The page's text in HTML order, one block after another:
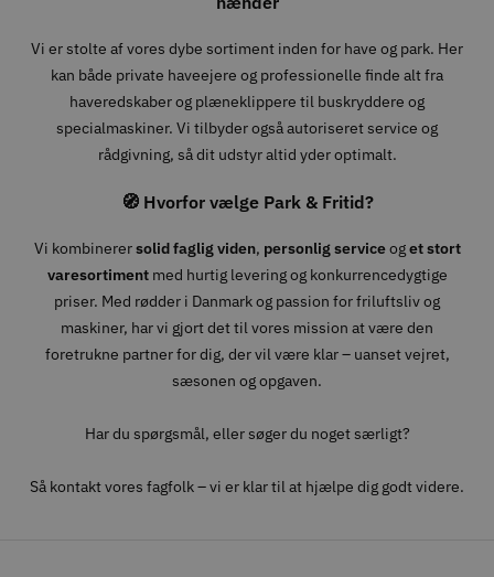
Vi er stolte af vores dybe sortiment inden for have og park. Her
kan både private haveejere og professionelle finde alt fra
haveredskaber og plæneklippere til buskryddere og
specialmaskiner. Vi tilbyder også autoriseret service og
rådgivning, så dit udstyr altid yder optimalt.
🧭 Hvorfor vælge Park & Fritid?
Vi kombinerersolid faglig viden, personlig serviceoget stort
varesortimentmed hurtig levering og konkurrencedygtige
priser. Med rødder i Danmark og passion for friluftsliv og
maskiner, har vi gjort det til vores mission at være den
foretrukne partner for dig, der vil være klar – uanset vejret,
sæsonen og opgaven.
Har du spørgsmål, eller søger du noget særligt?
Så kontakt vores fagfolk – vi er klar til at hjælpe dig godt videre.